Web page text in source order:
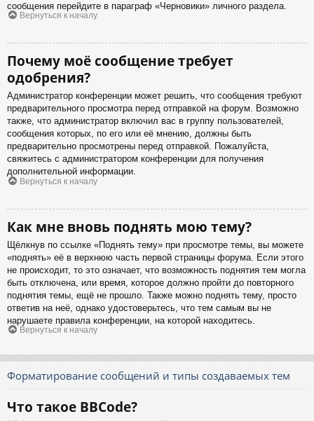
сообщения перейдите в параграф «Черновики» личного раздела.
Вернуться к началу
Почему моё сообщение требует
одобрения?
Администратор конференции может решить, что сообщения требуют
предварительного просмотра перед отправкой на форум. Возможно
также, что администратор включил вас в группу пользователей,
сообщения которых, по его или её мнению, должны быть
предварительно просмотрены перед отправкой. Пожалуйста,
свяжитесь с администратором конференции для получения
дополнительной информации.
Вернуться к началу
Как мне вновь поднять мою тему?
Щёлкнув по ссылке «Поднять тему» при просмотре темы, вы можете
«поднять» её в верхнюю часть первой страницы форума. Если этого
не происходит, то это означает, что возможность поднятия тем могла
быть отключена, или время, которое должно пройти до повторного
поднятия темы, ещё не прошло. Также можно поднять тему, просто
ответив на неё, однако удостоверьтесь, что тем самым вы не
нарушаете правила конференции, на которой находитесь.
Вернуться к началу
Форматирование сообщений и типы создаваемых тем
Что такое BBCode?